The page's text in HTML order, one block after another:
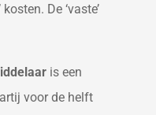
kosten. De ‘vaste’
is een
voor de helft